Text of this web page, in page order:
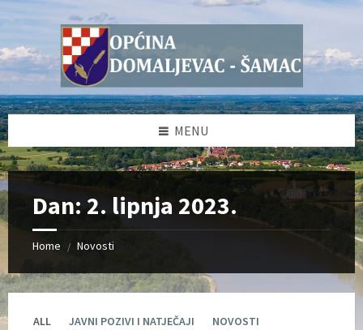
Skip
to
Skip
to
sidebar
Skip
to
sidebar
Skip
to
MENU
Dan: 2. lipnja 2023.
Home / Novosti
ALL JAVNI POZIVI I NATJEČAJI
NOVOSTI